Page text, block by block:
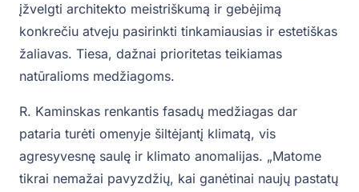
įžvelgti architekto meistriškumą ir gebėjimą
konkrečiu atveju pasirinkti tinkamiausias ir estetiškas
žaliavas. Tiesa, dažnai prioritetas teikiamas
natūralioms medžiagoms.
R. Kaminskas renkantis fasadų medžiagas dar
pataria turėti omenyje šiltėjantį klimatą, vis
agresyvesnę saulę ir klimato anomalijas. „Matome
tikrai nemažai pavyzdžių, kai ganėtinai naujų pastatų